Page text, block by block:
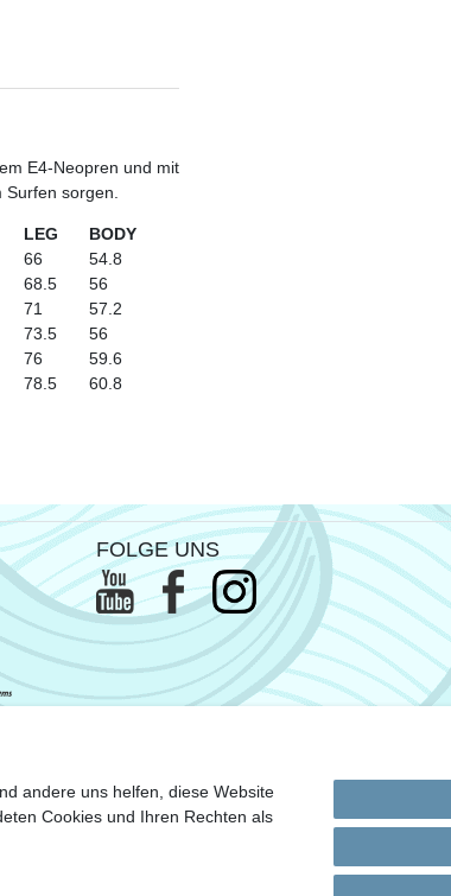
E4-Neopren und mit
Surfen sorgen.
LEG
BODY
66
54.8
68.5
56
71
57.2
73.5
56
76
59.6
78.5 60.8
FOLGE UNS
andere uns helfen, diese Website
Cookies und Ihren Rechten als